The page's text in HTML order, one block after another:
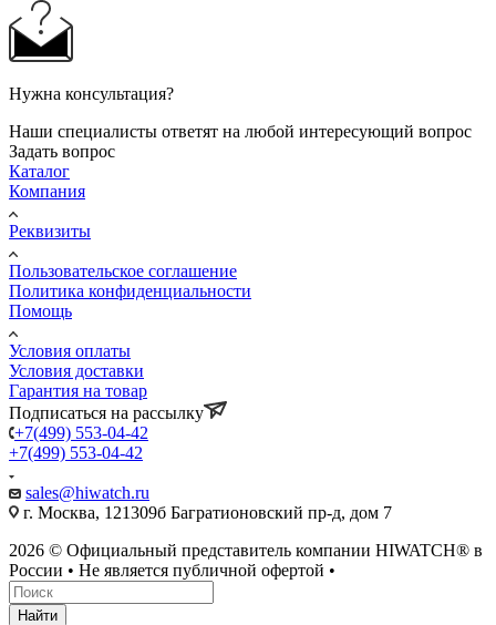
Нужна консультация?
Наши специалисты ответят на любой интересующий вопрос
Задать вопрос
Каталог
Компания
Реквизиты
Пользовательское соглашение
Политика конфиденциальности
Помощь
Условия оплаты
Условия доставки
Гарантия на товар
Подписаться на рассылку
+7(499) 553-04-42
+7(499) 553-04-42
sales@hiwatch.ru
г. Москва, 121309б Багратионовский пр-д, дом 7
2026 © Официальный представитель компании HIWATCH® в
России • Не является публичной офертой •
Найти